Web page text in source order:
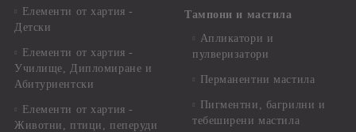
Елементи от хартия -
Детски
Елементи от хартия -
Училище, Дипломиране и
Абитуриентски
Елементи от хартия -
Животни, птици, пеперуди
Тампони и мастила
Апликатори и
пулверизатори
Перманентни мастила
Пигментни, багрилни и
тебеширени мастила